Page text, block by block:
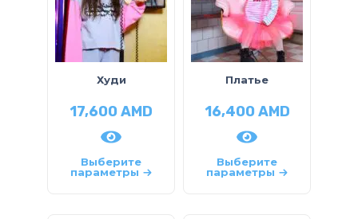
Худи
17,600AMD
Выберите
параметры
Платье
16,400AMD
Выберите
параметры